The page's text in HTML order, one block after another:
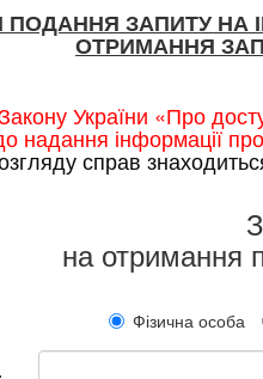
ПОДАННЯ ЗАПИТУ
ОТРИМАННЯ
України «Про
надання інформації
справ
на отримання
Фізична особа